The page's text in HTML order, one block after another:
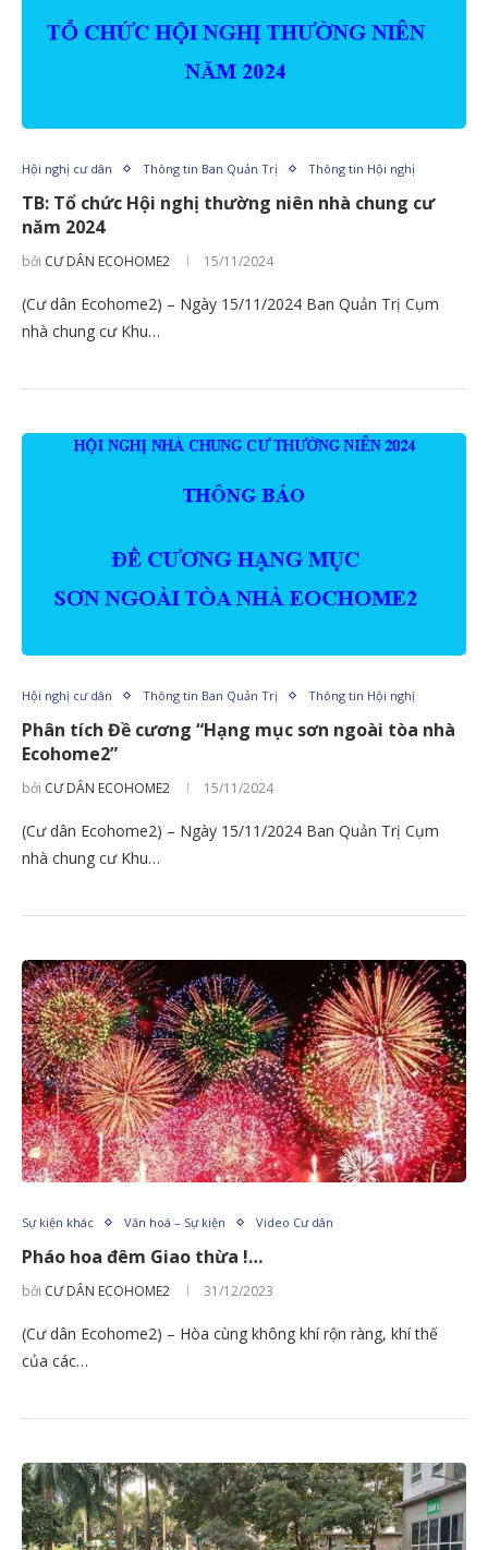
Hội nghị cư dân Thông tin Ban Quản Trị Thông tin Hội nghị
TB: Tổ chức Hội nghị thường niên nhà chung cư
năm 2024
bởi CƯ DÂN ECOHOME2 15/11/2024
(Cư dân Ecohome2) – Ngày 15/11/2024 Ban Quản Trị Cụm
nhà chung cư Khu…
Hội nghị cư dân Thông tin Ban Quản Trị Thông tin Hội nghị
Phân tích Đề cương “Hạng mục sơn ngoài tòa nhà
Ecohome2”
bởi CƯ DÂN ECOHOME2 15/11/2024
(Cư dân Ecohome2) – Ngày 15/11/2024 Ban Quản Trị Cụm
nhà chung cư Khu…
Sự kiện khác Văn hoá – Sự kiện Video Cư dân
Pháo hoa đêm Giao thừa !…
bởi CƯ DÂN ECOHOME2 31/12/2023
(Cư dân Ecohome2) – Hòa cùng không khí rộn ràng, khí thế
của các…